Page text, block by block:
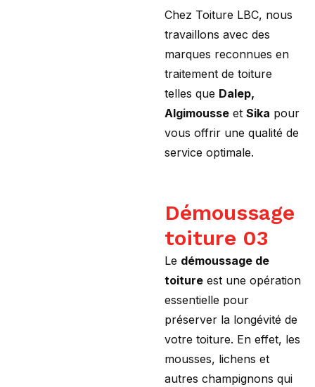
Chez Toiture LBC, nous
travaillons avec des
marques reconnues en
traitement de toiture
telles que Dalep,
Algimousse et Sika pour
vous offrir une qualité de
service optimale.
Démoussage
toiture 03
Le démoussage de
toiture est une opération
essentielle pour
préserver la longévité de
votre toiture. En effet, les
mousses, lichens et
autres champignons qui